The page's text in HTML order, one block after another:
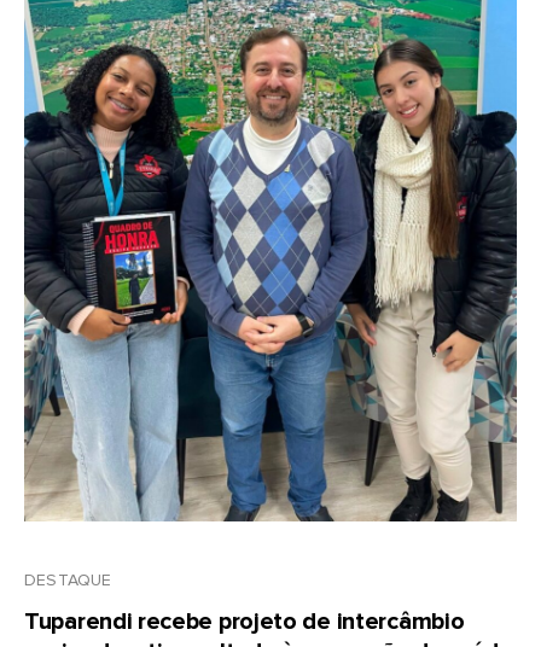
DESTAQUE
Tuparendi recebe projeto de intercâmbio